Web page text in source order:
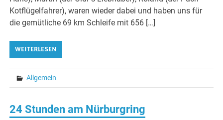
Kotflügelfahrer), waren wieder dabei und haben uns für
die gemütliche 69 km Schleife mit 656 […]
WEITERLESEN
Allgemein
24 Stunden am Nürburgring